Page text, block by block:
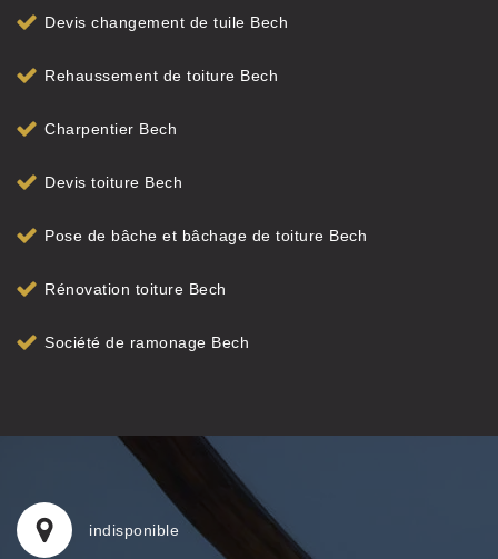
Devis changement de tuile Bech
Rehaussement de toiture Bech
Charpentier Bech
Devis toiture Bech
Pose de bâche et bâchage de toiture Bech
Rénovation toiture Bech
Société de ramonage Bech
indisponible